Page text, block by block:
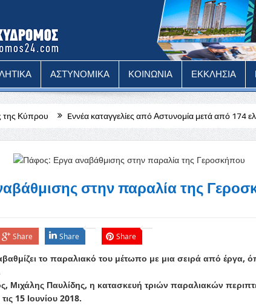
ΑΣΤΥΝΟΜΙΚΑ ΚΟΙΝΩΝΙΑ ΕΚΚΛΗΣΙΑ
καταγγελίες από Αστυνομία μετά από 174 ελέγχους αλκοόλης
στην παραλία της
Share Share Share
το παραλιακό του μέτωπο με μια σειρά από έργα,
Παυλίδης, η κατασκευή τριών παραλιακών
15 Ιουνίου 2018.